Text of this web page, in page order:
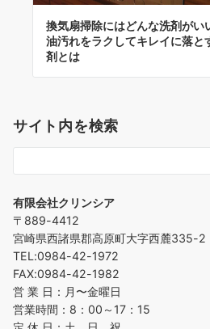
換気扇掃除にはどんな洗剤がい
油汚れをラクしてキレイに落と
剤とは
サイト内を検索
有限会社クリンシア
〒889-4412
宮崎県西諸県郡高原町大字西麓335-2
TEL:0984-42-1972
FAX:0984-42-1982
営 業 日：月〜金曜日
営業時間：8：00～17：15